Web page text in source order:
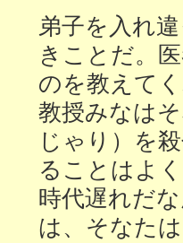
弟子を入れ
きことだ。
のを教えて
教授みなは
じゃり）を
ることはよ
時代遅れだ
は、そなた